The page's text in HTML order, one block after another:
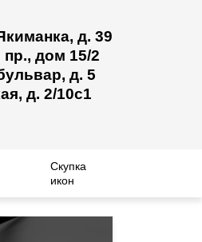
д. 39
дом 15/2
д. 5
д. 2/10с1
Скупка
икон